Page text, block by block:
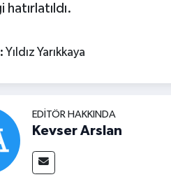
Yıldız Yarıkkaya
EDITÖR HAKKINDA
Kevser Arslan